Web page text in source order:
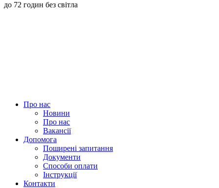
до 72 годин без світла
Про нас
Новини
Про нас
Вакансії
Допомога
Поширені запитання
Документи
Способи оплати
Інструкції
Контакти